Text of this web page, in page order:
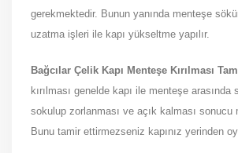
gerekmektedir. Bunun yanında menteşe
uzatma işleri ile kapı yükseltme yapılır.
Bağcılar Çelik Kapı Menteşe Kırılması
kırılması genelde kapı ile menteşe arasında
sokulup zorlanması ve açık kalması sonucu
Bunu tamir ettirmezseniz kapınız yerinden